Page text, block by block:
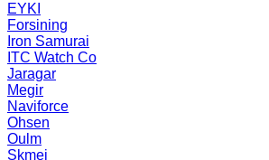
EYKI
Forsining
Iron Samurai
ITC Watch Co
Jaragar
Megir
Naviforce
Ohsen
Oulm
Skmei